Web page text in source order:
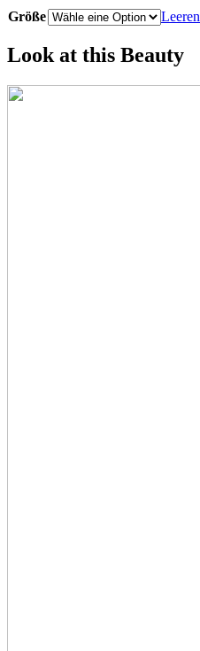
Größe Leeren
Look at this Beauty